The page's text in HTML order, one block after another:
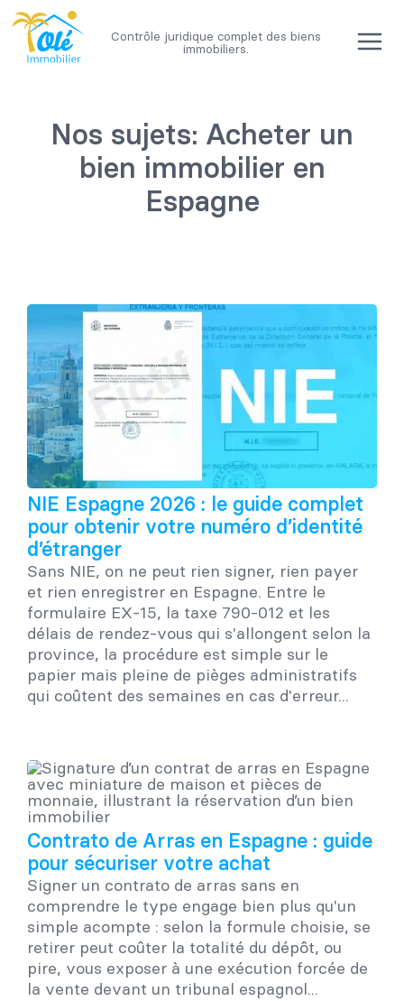
Passer
au
contenu
Contrôle juridique complet des biens
immobiliers.
Nos sujets: Acheter un
bien immobilier en
Espagne
NIE Espagne 2026 : le guide complet
pour obtenir votre numéro d’identité
d’étranger
Sans NIE, on ne peut rien signer, rien payer
et rien enregistrer en Espagne. Entre le
formulaire EX-15, la taxe 790-012 et les
délais de rendez-vous qui s'allongent selon la
province, la procédure est simple sur le
papier mais pleine de pièges administratifs
qui coûtent des semaines en cas d'erreur...
Contrato de Arras en Espagne : guide
pour sécuriser votre achat
Signer un contrato de arras sans en
comprendre le type engage bien plus qu'un
simple acompte : selon la formule choisie, se
retirer peut coûter la totalité du dépôt, ou
pire, vous exposer à une exécution forcée de
la vente devant un tribunal espagnol...